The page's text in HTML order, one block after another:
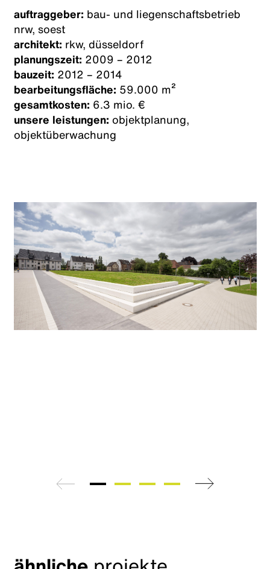
auftraggeber: bau- und liegenschaftsbetrieb
nrw, soest
architekt: rkw, düsseldorf
planungszeit: 2009 – 2012
bauzeit: 2012 – 2014
bearbeitungsfläche: 59.000 m²
gesamtkosten: 6.3 mio. €
unsere leistungen: objektplanung,
objektüberwachung
zurück weiter